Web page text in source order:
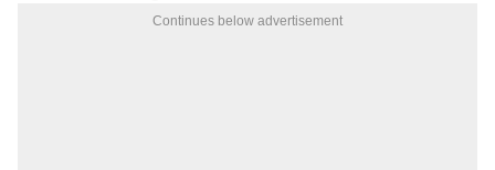
Continues below advertisement